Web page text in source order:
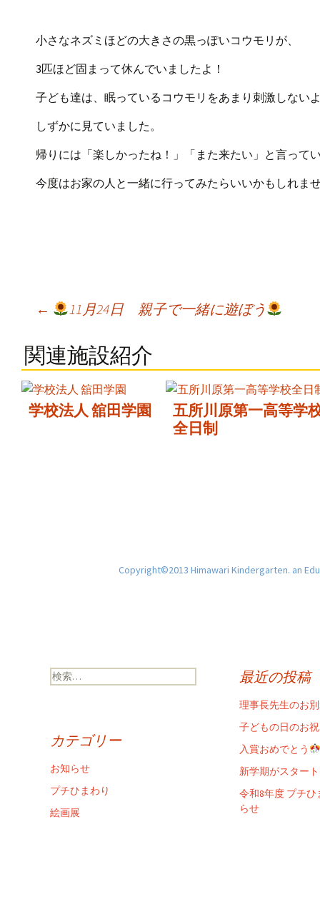
小さなネズミほどの大きさの黒っぽいコウモリが、
3匹ほど固まって休んでいましたよ！
子ども達は、眠っているコウモリをあまり刺激しない
しずかに見ていました。
帰りには「楽しかったね！」「また来たい」と言って
今度はお家の人と一緒に行ってみたらいいかもしれま
Post
← 11月24日 親子で一緒に遊ぼう
関連施設紹介
学校法人 舘田学園
五所川原第一高等学
全日制
Copyright©2013 Himawari Kindergarten. an
検
索:
最近の投稿
理事長先生のお
子どもの日のお
入賞おめでとう
新学期がスター
令和8年度 プチ
らせ
カテゴリー
お知らせ
プチひまわり
絵画展